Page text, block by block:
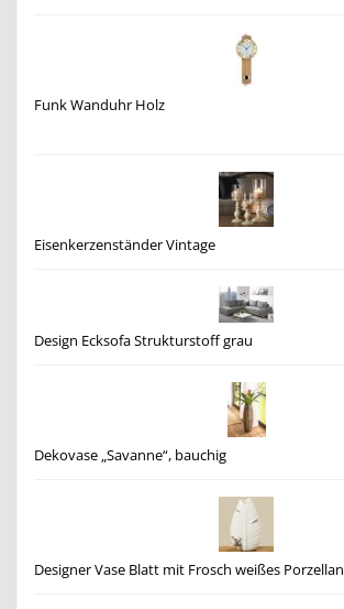
Funk Wanduhr Holz
Eisenkerzenständer Vintage
Design Ecksofa Strukturstoff grau
Dekovase „Savanne“, bauchig
Designer Vase Blatt mit Frosch weißes Porzellan